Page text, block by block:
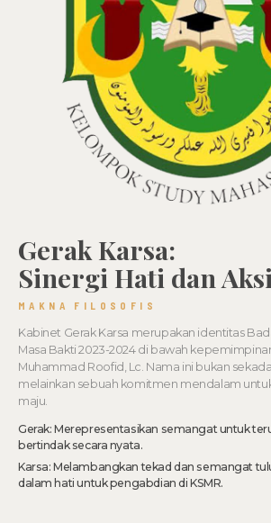
Gerak Karsa:
Sinergi Hati dan Aksi
MAKNA FILOSOFIS
Kabinet Gerak Karsa merupakan identitas
Masa Bakti 2023-2024 di bawah
Muhammad Roofid, Lc. Nama ini bukan
melainkan sebuah komitmen mendalam
maju.
Gerak: Merepresentasikan semangat untuk
bertindak secara nyata.
Karsa: Melambangkan tekad dan semangat
dalam hati untuk pengabdian di KSMR.